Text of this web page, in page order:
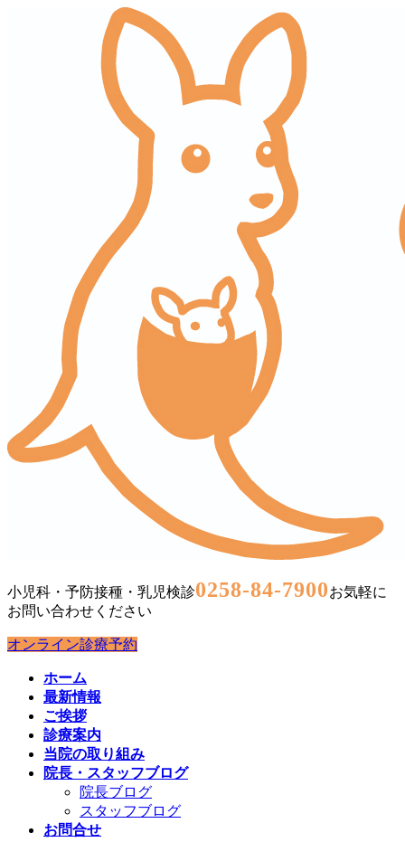
小児科・予防接種・乳児検診0258-84-7900お気軽に
お問い合わせください
オンライン診療予約
ホーム
最新情報
ご挨拶
診療案内
当院の取り組み
院長・スタッフブログ
院長ブログ
スタッフブログ
お問合せ